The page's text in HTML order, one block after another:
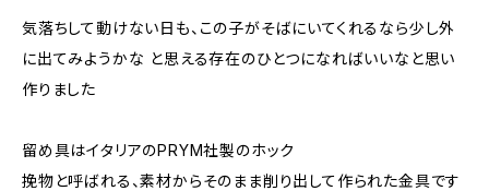
気落ちして動けない日も、この子がそばにいてくれるなら少し外
に出てみようかな と思える存在のひとつになればいいなと思い
作りました
留め具はイタリアのPRYM社製のホック
挽物と呼ばれる、素材からそのまま削り出して作られた金具です